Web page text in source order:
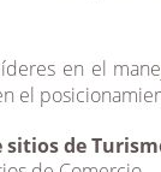
en el
el
sitios de